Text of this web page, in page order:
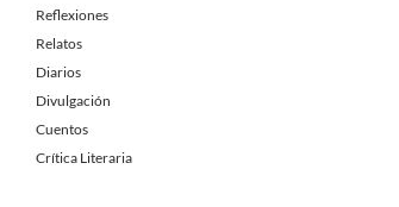
Reflexiones
Relatos
Diarios
Divulgación
Cuentos
Crítica Literaria